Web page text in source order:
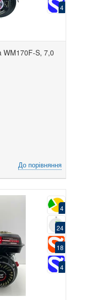
4
WM170F-S, 7,0
До порівняння
4
24
18
4